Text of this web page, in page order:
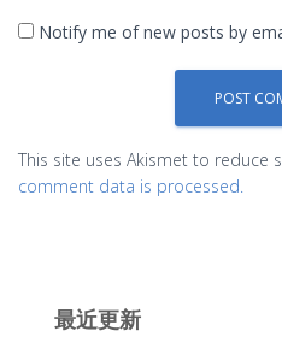
Notify me of new posts by
This site uses Akismet to reduce
comment data is processed.
最近更新